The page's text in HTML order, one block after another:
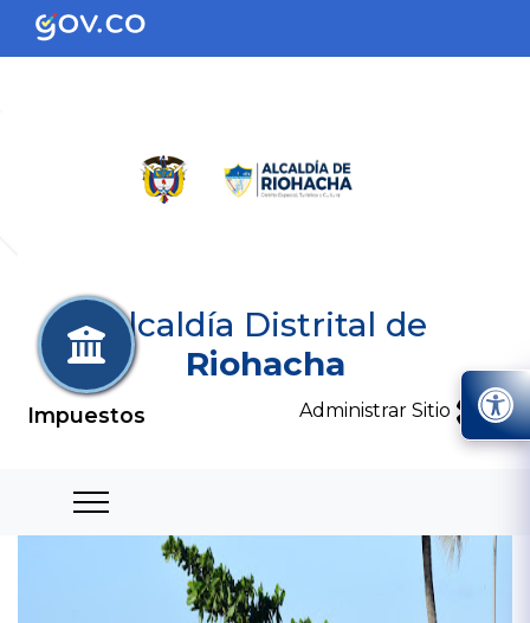
Alcaldía Distrital de
Riohacha
Administrar Sitio
Impuestos